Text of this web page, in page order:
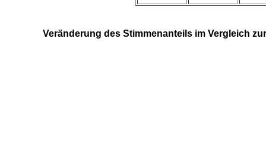
Veränderung des Stimmenanteils im Vergleich